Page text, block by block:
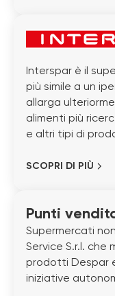
Interspar è il
più simile a un
allarga
alimenti più
e altri tipi di
SCOPRI DI PIÙ
Punti
Supermercati
Service S.r.l.
prodotti Despar
iniziative